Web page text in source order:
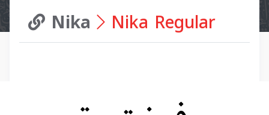
Nika Nika Regular